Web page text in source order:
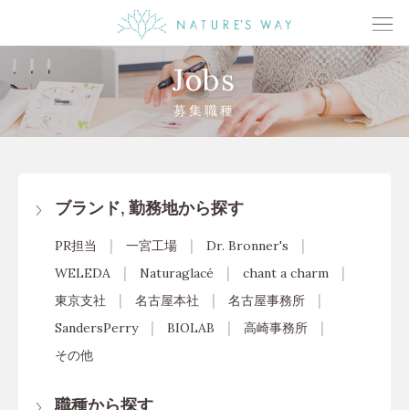
Jobs
募集職種
ブランド, 勤務地から探す
PR担当 一宮工場
Dr. Bronner's
WELEDA
Naturaglacé
chant a charm
東京支社
名古屋本社
名古屋事務所
SandersPerry
BIOLAB
高崎事務所
その他
職種から探す